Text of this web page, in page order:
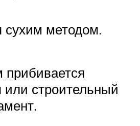
сухим методом.
прибивается
или строительный